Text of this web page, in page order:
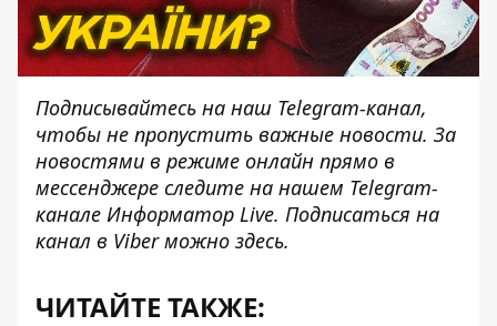
Подписывайтесь на наш Telegram-канал,
чтобы не пропустить важные новости. За
новостями в режиме онлайн прямо в
мессенджере следите на нашем Telegram-
канале Информатор Live. Подписаться на
канал в Viber можно здесь.
ЧИТАЙТЕ ТАКЖЕ: